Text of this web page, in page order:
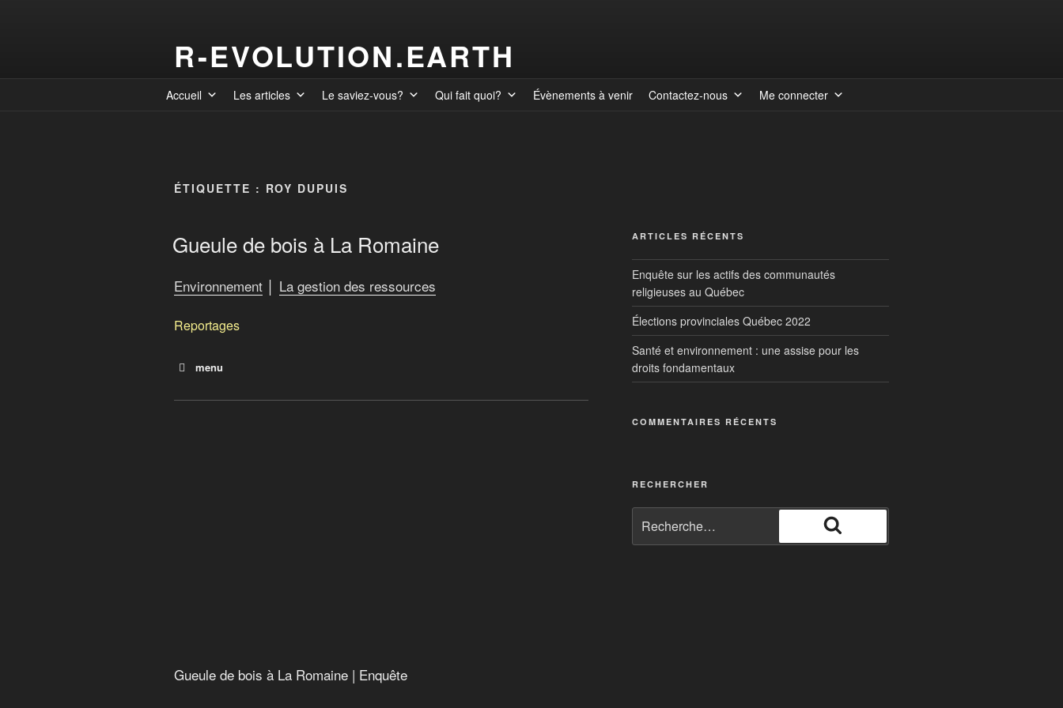
R-EVOLUTION.EARTH
Accueil Les articles Le saviez-vous? Qui fait quoi? Évènements à venir Contactez-nous Me connecter
ÉTIQUETTE : ROY DUPUIS
Gueule de bois à La Romaine
Environnement │ La gestion des ressources
Reportages
menu
Gueule de bois à La Romaine | Enquête
ARTICLES RÉCENTS
Enquête sur les actifs des communautés
religieuses au Québec
Élections provinciales Québec 2022
Santé et environnement : une assise pour les
droits fondamentaux
COMMENTAIRES RÉCENTS
RECHERCHER